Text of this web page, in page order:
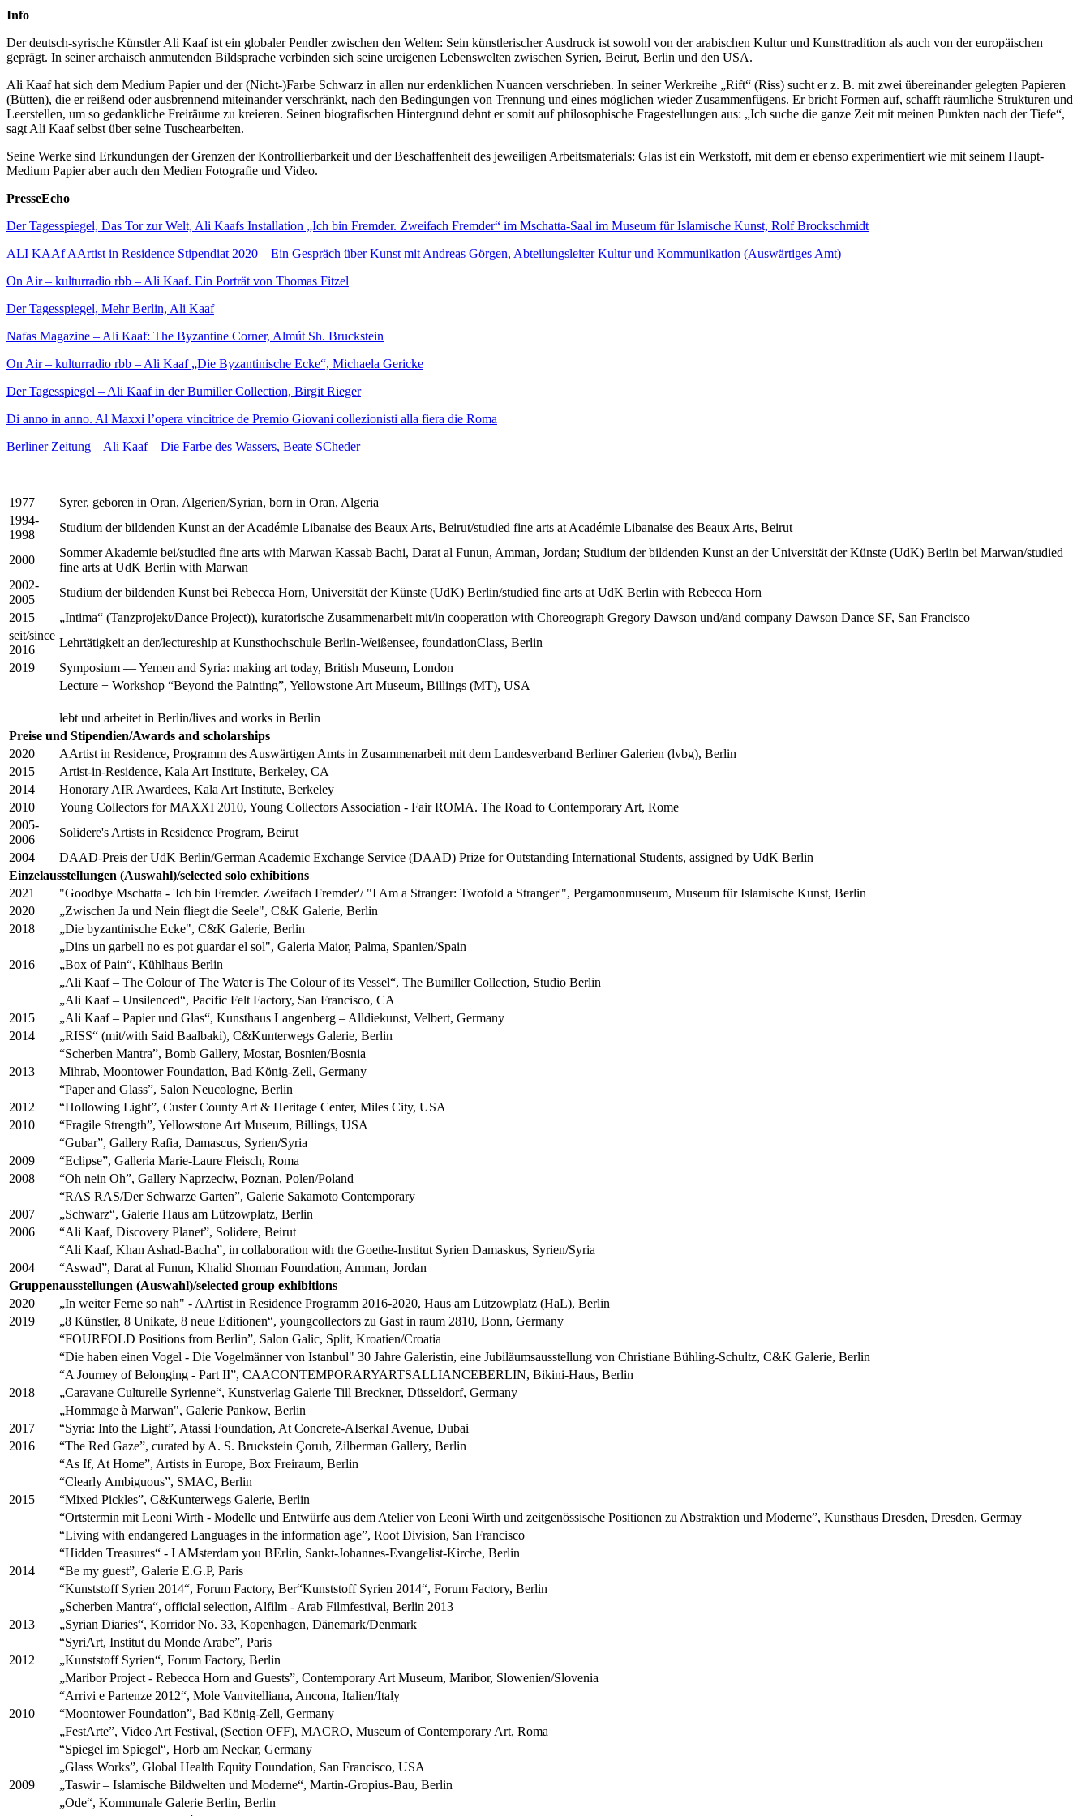
Info
Der deutsch-syrische Künstler Ali Kaaf ist ein globaler Pendler zwischen den Welten: Sein künstlerischer Ausdruck ist sowohl von der arabischen Kultur und Kunsttradition als auch von der europäischen
geprägt. In seiner archaisch anmutenden Bildsprache verbinden sich seine ureigenen Lebenswelten zwischen Syrien, Beirut, Berlin und den USA.
Ali Kaaf hat sich dem Medium Papier und der (Nicht-)Farbe Schwarz in allen nur erdenklichen Nuancen verschrieben. In seiner Werkreihe „Rift“ (Riss) sucht er z. B. mit zwei übereinander gelegten Papieren
(Bütten), die er reißend oder ausbrennend miteinander verschränkt, nach den Bedingungen von Trennung und eines möglichen wieder Zusammenfügens. Er bricht Formen auf, schafft räumliche Strukturen und
Leerstellen, um so gedankliche Freiräume zu kreieren. Seinen biografischen Hintergrund dehnt er somit auf philosophische Fragestellungen aus: „Ich suche die ganze Zeit mit meinen Punkten nach der Tiefe“,
sagt Ali Kaaf selbst über seine Tuschearbeiten.
Seine Werke sind Erkundungen der Grenzen der Kontrollierbarkeit und der Beschaffenheit des jeweiligen Arbeitsmaterials: Glas ist ein Werkstoff, mit dem er ebenso experimentiert wie mit seinem Haupt-
Medium Papier aber auch den Medien Fotografie und Video.
PresseEcho
Der Tagesspiegel, Das Tor zur Welt, Ali Kaafs Installation „Ich bin Fremder. Zweifach Fremder“ im Mschatta-Saal im Museum für Islamische Kunst, Rolf Brockschmidt
ALI KAAf AArtist in Residence Stipendiat 2020 – Ein Gespräch über Kunst mit Andreas Görgen, Abteilungsleiter Kultur und Kommunikation (Auswärtiges Amt)
On Air – kulturradio rbb – Ali Kaaf. Ein Porträt von Thomas Fitzel
Der Tagesspiegel, Mehr Berlin, Ali Kaaf
Nafas Magazine – Ali Kaaf: The Byzantine Corner, Almút Sh. Bruckstein
On Air – kulturradio rbb – Ali Kaaf „Die Byzantinische Ecke“, Michaela Gericke
Der Tagesspiegel – Ali Kaaf in der Bumiller Collection, Birgit Rieger
Di anno in anno. Al Maxxi l’opera vincitrice de Premio Giovani collezionisti alla fiera die Roma
Berliner Zeitung – Ali Kaaf – Die Farbe des Wassers, Beate SCheder
1977
Syrer, geboren in Oran, Algerien/Syrian, born in Oran, Algeria
1994-
1998
Studium der bildenden Kunst an der Académie Libanaise des Beaux Arts, Beirut/studied fine arts at Académie Libanaise des Beaux Arts, Beirut
2000
Sommer Akademie bei/studied fine arts with Marwan Kassab Bachi, Darat al Funun, Amman, Jordan; Studium der bildenden Kunst an der Universität der Künste (UdK) Berlin bei Marwan/studied
fine arts at UdK Berlin with Marwan
2002-
2005
Studium der bildenden Kunst bei Rebecca Horn, Universität der Künste (UdK) Berlin/studied fine arts at UdK Berlin with Rebecca Horn
2015
„Intima“ (Tanzprojekt/Dance Project)), kuratorische Zusammenarbeit mit/in cooperation with Choreograph Gregory Dawson und/and company Dawson Dance SF, San Francisco
seit/since
2016
Lehrtätigkeit an der/lectureship at Kunsthochschule Berlin-Weißensee, foundationClass, Berlin
2019
Symposium — Yemen and Syria: making art today, British Museum, London
Lecture + Workshop “Beyond the Painting”, Yellowstone Art Museum, Billings (MT), USA
lebt und arbeitet in Berlin/lives and works in Berlin
Preise und Stipendien/Awards and scholarships
2020
AArtist in Residence, Programm des Auswärtigen Amts in Zusammenarbeit mit dem Landesverband Berliner Galerien (lvbg), Berlin
2015
Artist-in-Residence, Kala Art Institute, Berkeley, CA
2014
Honorary AIR Awardees, Kala Art Institute, Berkeley
2010
Young Collectors for MAXXI 2010, Young Collectors Association - Fair ROMA. The Road to Contemporary Art, Rome
2005-
2006
Solidere's Artists in Residence Program, Beirut
2004
DAAD-Preis der UdK Berlin/German Academic Exchange Service (DAAD) Prize for Outstanding International Students, assigned by UdK Berlin
Einzelausstellungen (Auswahl)/selected solo exhibitions
2021
"Goodbye Mschatta - 'Ich bin Fremder. Zweifach Fremder'/ "I Am a Stranger: Twofold a Stranger'", Pergamonmuseum, Museum für Islamische Kunst, Berlin
2020
„Zwischen Ja und Nein fliegt die Seele", C&K Galerie, Berlin
2018
„Die byzantinische Ecke", C&K Galerie, Berlin
„Dins un garbell no es pot guardar el sol", Galeria Maior, Palma, Spanien/Spain
2016
„Box of Pain“, Kühlhaus Berlin
„Ali Kaaf – The Colour of The Water is The Colour of its Vessel“, The Bumiller Collection, Studio Berlin
„Ali Kaaf – Unsilenced“, Pacific Felt Factory, San Francisco, CA
2015
„Ali Kaaf – Papier und Glas“, Kunsthaus Langenberg – Alldiekunst, Velbert, Germany
2014
„RISS“ (mit/with Said Baalbaki), C&Kunterwegs Galerie, Berlin
“Scherben Mantra”, Bomb Gallery, Mostar, Bosnien/Bosnia
2013
Mihrab, Moontower Foundation, Bad König-Zell, Germany
“Paper and Glass”, Salon Neucologne, Berlin
2012
“Hollowing Light”, Custer County Art & Heritage Center, Miles City, USA
2010
“Fragile Strength”, Yellowstone Art Museum, Billings, USA
“Gubar”, Gallery Rafia, Damascus, Syrien/Syria
2009
“Eclipse”, Galleria Marie-Laure Fleisch, Roma
2008
“Oh nein Oh”, Gallery Naprzeciw, Poznan, Polen/Poland
“RAS RAS/Der Schwarze Garten”, Galerie Sakamoto Contemporary
2007
„Schwarz“, Galerie Haus am Lützowplatz, Berlin
2006
“Ali Kaaf, Discovery Planet”, Solidere, Beirut
“Ali Kaaf, Khan Ashad-Bacha”, in collaboration with the Goethe-Institut Syrien Damaskus, Syrien/Syria
2004
“Aswad”, Darat al Funun, Khalid Shoman Foundation, Amman, Jordan
Gruppenausstellungen (Auswahl)/selected group exhibitions
2020
„In weiter Ferne so nah" - AArtist in Residence Programm 2016-2020, Haus am Lützowplatz (HaL), Berlin
2019
„8 Künstler, 8 Unikate, 8 neue Editionen“, youngcollectors zu Gast in raum 2810, Bonn, Germany
“FOURFOLD Positions from Berlin”, Salon Galic, Split, Kroatien/Croatia
“Die haben einen Vogel - Die Vogelmänner von Istanbul" 30 Jahre Galeristin, eine Jubiläumsausstellung von Christiane Bühling-Schultz, C&K Galerie, Berlin
“A Journey of Belonging - Part II”, CAACONTEMPORARYARTSALLIANCEBERLIN, Bikini-Haus, Berlin
2018
„Caravane Culturelle Syrienne“, Kunstverlag Galerie Till Breckner, Düsseldorf, Germany
„Hommage à Marwan", Galerie Pankow, Berlin
2017
“Syria: Into the Light”, Atassi Foundation, At Concrete-AIserkal Avenue, Dubai
2016
“The Red Gaze”, curated by A. S. Bruckstein Çoruh, Zilberman Gallery, Berlin
“As If, At Home”, Artists in Europe, Box Freiraum, Berlin
“Clearly Ambiguous”, SMAC, Berlin
2015
“Mixed Pickles”, C&Kunterwegs Galerie, Berlin
“Ortstermin mit Leoni Wirth - Modelle und Entwürfe aus dem Atelier von Leoni Wirth und zeitgenössische Positionen zu Abstraktion und Moderne”, Kunsthaus Dresden, Dresden, Germay
“Living with endangered Languages in the information age”, Root Division, San Francisco
“Hidden Treasures“ - I AMsterdam you BErlin, Sankt-Johannes-Evangelist-Kirche, Berlin
2014
“Be my guest”, Galerie E.G.P, Paris
“Kunststoff Syrien 2014“, Forum Factory, Ber“Kunststoff Syrien 2014“, Forum Factory, Berlin
„Scherben Mantra“, official selection, Alfilm - Arab Filmfestival, Berlin 2013
2013
„Syrian Diaries“, Korridor No. 33, Kopenhagen, Dänemark/Denmark
“SyriArt, Institut du Monde Arabe”, Paris
2012
„Kunststoff Syrien“, Forum Factory, Berlin
„Maribor Project - Rebecca Horn and Guests”, Contemporary Art Museum, Maribor, Slowenien/Slovenia
“Arrivi e Partenze 2012“, Mole Vanvitelliana, Ancona, Italien/Italy
2010
“Moontower Foundation”, Bad König-Zell, Germany
„FestArte”, Video Art Festival, (Section OFF), MACRO, Museum of Contemporary Art, Roma
“Spiegel im Spiegel“, Horb am Neckar, Germany
„Glass Works”, Global Health Equity Foundation, San Francisco, USA
2009
„Taswir – Islamische Bildwelten und Moderne“, Martin-Gropius-Bau, Berlin
„Ode“, Kommunale Galerie Berlin, Berlin